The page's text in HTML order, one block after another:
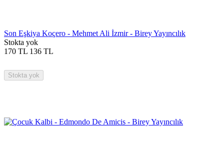
Son Eşkiya Koçero - Mehmet Ali İzmir - Birey Yayıncılık
Stokta yok
170 TL 136 TL
Stokta yok